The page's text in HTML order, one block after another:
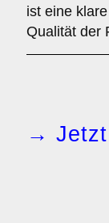
ist eine
Qualität der
→ Jetzt